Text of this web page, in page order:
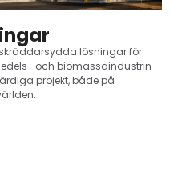
lösningar för
och biomassaindustrin –
projekt, både på